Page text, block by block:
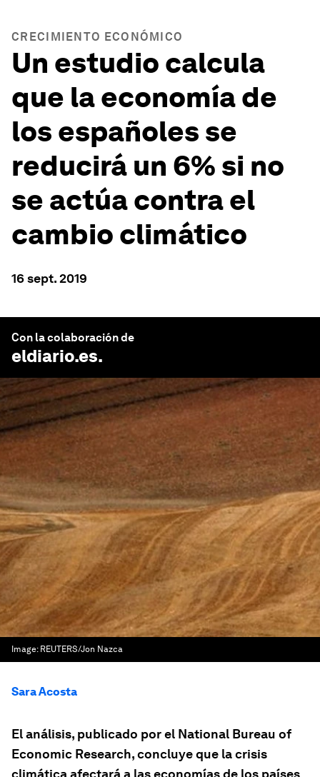
CRECIMIENTO ECONÓMICO
Un estudio calcula
que la economía de
los españoles se
reducirá un 6% si no
se actúa contra el
cambio climático
16 sept. 2019
Con la colaboración de
eldiario.es.
Image: REUTERS/Jon Nazca
Sara Acosta
El análisis, publicado por el National Bureau of
Economic Research, concluye que la crisis
climática afectará a las economías de los países